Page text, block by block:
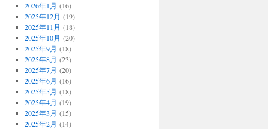
2026年1月 (16)
2025年12月 (19)
2025年11月 (18)
2025年10月 (20)
2025年9月 (18)
2025年8月 (23)
2025年7月 (20)
2025年6月 (16)
2025年5月 (18)
2025年4月 (19)
2025年3月 (15)
2025年2月 (14)